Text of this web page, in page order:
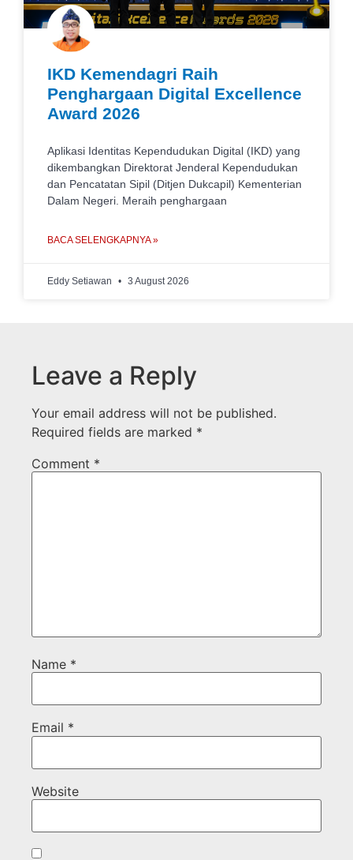
IKD Kemendagri Raih
Penghargaan Digital Excellence
Award 2026
Aplikasi Identitas Kependudukan Digital (IKD) yang
dikembangkan Direktorat Jenderal Kependudukan
dan Pencatatan Sipil (Ditjen Dukcapil) Kementerian
Dalam Negeri. Meraih penghargaan
BACA SELENGKAPNYA »
Eddy Setiawan 3 August 2026
Leave a Reply
Your email address will not be published.
Required fields are marked *
Comment *
Name *
Email *
Website